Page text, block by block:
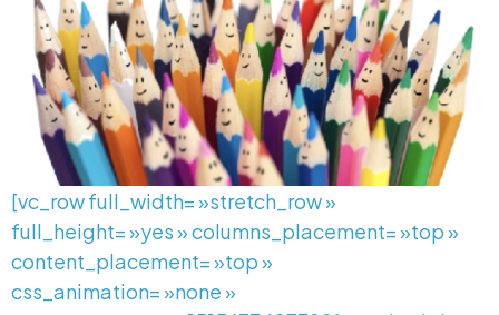
[vc_row full_width= »stretch_row »
full_height= »yes » columns_placement= »top »
content_placement= »top »
css_animation= »none »